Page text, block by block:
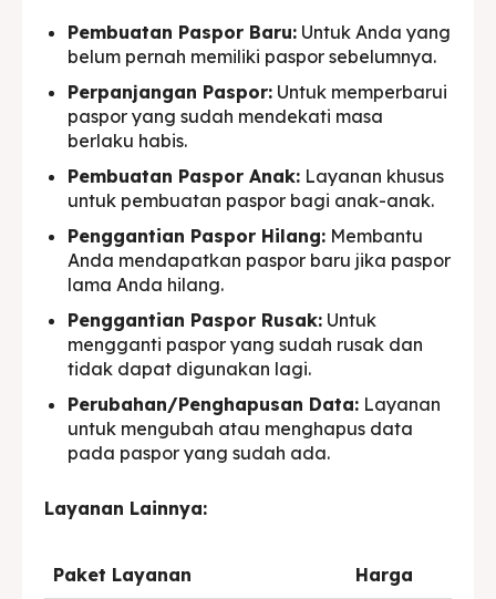
Pembuatan Paspor Baru: Untuk Anda yang
belum pernah memiliki paspor sebelumnya.
Perpanjangan Paspor: Untuk memperbarui
paspor yang sudah mendekati masa
berlaku habis.
Pembuatan Paspor Anak: Layanan khusus
untuk pembuatan paspor bagi anak-anak.
Penggantian Paspor Hilang: Membantu
Anda mendapatkan paspor baru jika paspor
lama Anda hilang.
Penggantian Paspor Rusak: Untuk
mengganti paspor yang sudah rusak dan
tidak dapat digunakan lagi.
Perubahan/Penghapusan Data: Layanan
untuk mengubah atau menghapus data
pada paspor yang sudah ada.
Layanan Lainnya:
Paket Layanan Harga